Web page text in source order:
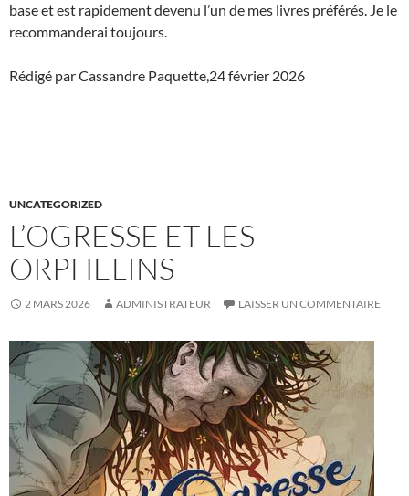
base et est rapidement devenu l’un de mes livres préférés. Je le
recommanderai toujours.
Rédigé par Cassandre Paquette,24 février 2026
UNCATEGORIZED
L’OGRESSE ET LES
ORPHELINS
2 MARS 2026 ADMINISTRATEUR LAISSER UN COMMENTAIRE